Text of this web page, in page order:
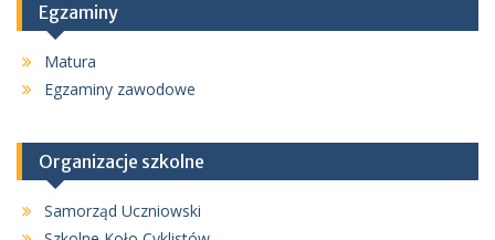
Egzaminy
Matura
Egzaminy zawodowe
Organizacje szkolne
Samorząd Uczniowski